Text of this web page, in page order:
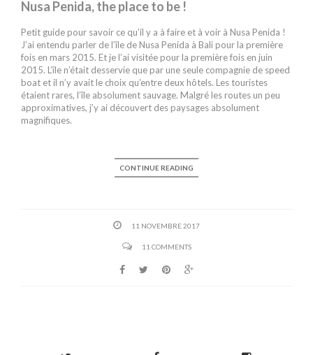
Nusa Penida, the place to be !
Petit guide pour savoir ce qu’il y a à faire et à voir à Nusa Penida !
J’ai entendu parler de l’île de Nusa Penida à Bali pour la première
fois en mars 2015. Et je l’ai visitée pour la première fois en juin
2015. L’île n’était desservie que par une seule compagnie de speed
boat et il n’y avait le choix qu’entre deux hôtels. Les touristes
étaient rares, l’île absolument sauvage. Malgré les routes un peu
approximatives, j’y ai découvert des paysages absolument
magnifiques.
CONTINUE READING
11 NOVEMBRE 2017
11 COMMENTS